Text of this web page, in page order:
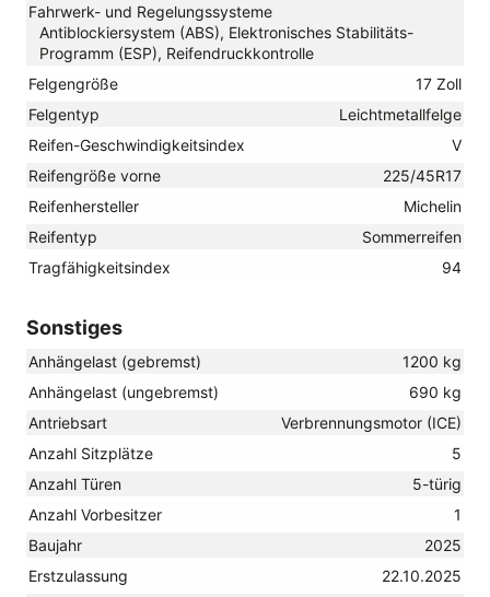
Fahrwerk- und Regelungssysteme
Antiblockiersystem (ABS), Elektronisches Stabilitäts-
Programm (ESP), Reifendruckkontrolle
Felgengröße
17 Zoll
Felgentyp
Leichtmetallfelge
Reifen-Geschwindigkeitsindex
V
Reifengröße vorne
225/45R17
Reifenhersteller
Michelin
Reifentyp
Sommerreifen
Tragfähigkeitsindex
94
Sonstiges
Anhängelast (gebremst)
1200 kg
Anhängelast (ungebremst)
690 kg
Antriebsart
Verbrennungsmotor (ICE)
Anzahl Sitzplätze
5
Anzahl Türen
5-türig
Anzahl Vorbesitzer
1
Baujahr
2025
Erstzulassung
22.10.2025